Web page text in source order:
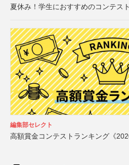
夏休み！学生におすすめのコンテス
編集部セレクト
高額賞金コンテストランキング《